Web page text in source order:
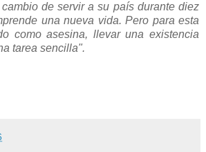
de servir a su país durante diez
una nueva vida. Pero para esta
como asesina, llevar una existencia
tarea sencilla".